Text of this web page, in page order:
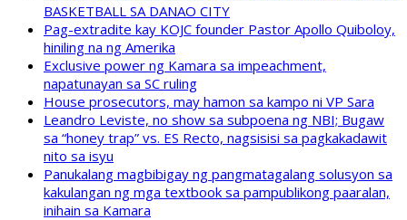
BASKETBALL SA DANAO CITY
Pag-extradite kay KOJC founder Pastor Apollo Quiboloy,
hiniling na ng Amerika
Exclusive power ng Kamara sa impeachment,
napatunayan sa SC ruling
House prosecutors, may hamon sa kampo ni VP Sara
Leandro Leviste, no show sa subpoena ng NBI; Bugaw
sa “honey trap” vs. ES Recto, nagsisisi sa pagkakadawit
nito sa isyu
Panukalang magbibigay ng pangmatagalang solusyon sa
kakulangan ng mga textbook sa pampublikong paaralan,
inihain sa Kamara